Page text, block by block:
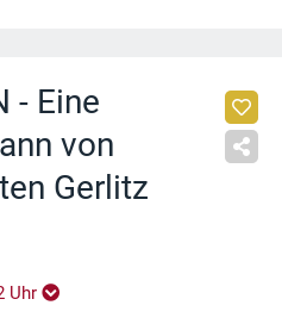
- Eine
von
Gerlitz
Uhr